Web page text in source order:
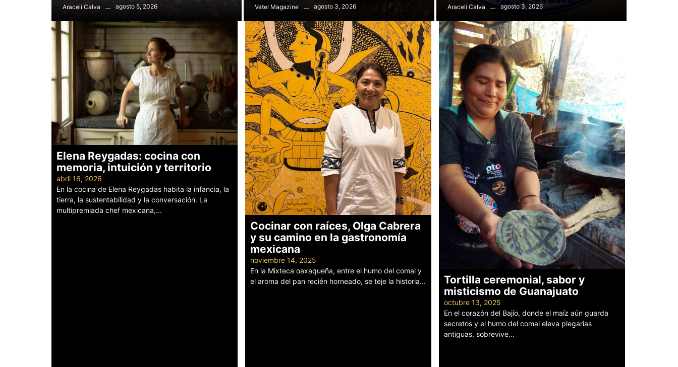
Araceli Calva agosto 5, 2026 Vatel Magazine agosto 3, 2026 Araceli Calva agosto 3, 2026
Elena Reygadas: cocina con
memoria, intuición y territorio
abril 16, 2026
En la cocina de Elena Reygadas habita la infancia, la
tierra, la sustentabilidad y la conversación. La
multipremiada chef mexicana,...
Cocinar con raíces, Olga Cabrera
y su camino en la gastronomía
mexicana
noviembre 14, 2025
En la Mixteca oaxaqueña, entre el humo del comal y
el aroma del pan recién horneado, se teje la historia...
Tortilla ceremonial, sabor y
misticismo de Guanajuato
octubre 13, 2025
En el corazón del Bajío, donde el maíz aún guarda
secretos y el humo del comal eleva plegarias
antiguas, sobrevive...